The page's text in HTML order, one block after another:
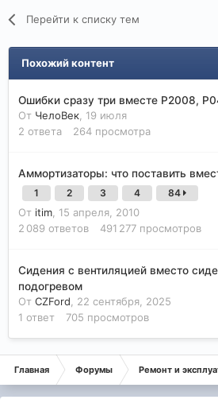
Перейти к списку тем
Похожий контент
Ошибки сразу три вместе P2008,
От ЧелоВек 19 июля
2 ответа 264 просмотра
Аммортизаторы: что поставить
1 2 3 4 84
От itim 15 апреля, 2010
2 089 ответов 491 277 просмотров
Сидения с вентиляцией вместо
подогревом
От CZFord
22 сентября, 2025
1 ответ 705 просмотров
Главная Форумы Ремонт и